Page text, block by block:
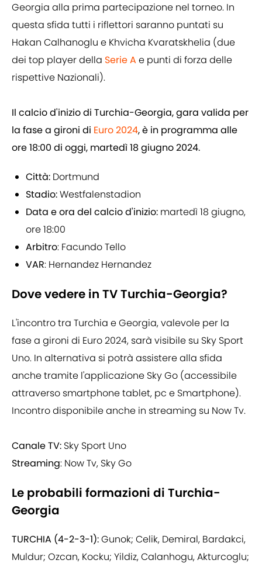
Georgia alla prima partecipazione nel torneo. In
questa sfida tutti i riflettori saranno puntati su
Hakan Calhanoglu e Khvicha Kvaratskhelia (due
dei top player della Serie A e punti di forza delle
rispettive Nazionali).
Il calcio d'inizio di Turchia-Georgia, gara valida per
la fase a gironi di Euro 2024, è in programma alle
ore 18:00 di oggi, martedì 18 giugno 2024.
Città: Dortmund
Stadio:Westfalenstadion
Data e ora del calcio d'inizio: martedì 18 giugno,
ore 18:00
Arbitro: Facundo Tello
VAR: Hernandez Hernandez
Dove vedere in TV Turchia-Georgia?
L'incontro tra Turchia e Georgia, valevole per la
fase a gironi di Euro 2024, sarà visibile su Sky Sport
Uno. In alternativa si potrà assistere alla sfida
anche tramite l'applicazione Sky Go (accessibile
attraverso smartphone tablet, pc e Smartphone).
Incontro disponibile anche in streaming su Now Tv.
Canale TV: Sky Sport Uno
Streaming: Now Tv, Sky Go
Le probabili formazioni di Turchia-
Georgia
TURCHIA (4-2-3-1):Gunok; Celik, Demiral, Bardakci,
Muldur; Ozcan, Kocku; Yildiz, Calanhogu, Akturcoglu;